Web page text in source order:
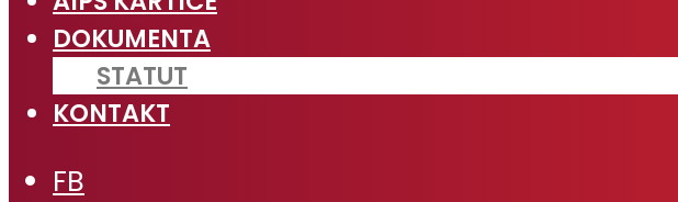
DOKUMENTA
STATUT
KONTAKT
FB